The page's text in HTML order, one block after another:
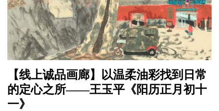
【线上诚品画廊】以温柔油彩找到日常
的定心之所——王玉平《阳历正月初十
一》